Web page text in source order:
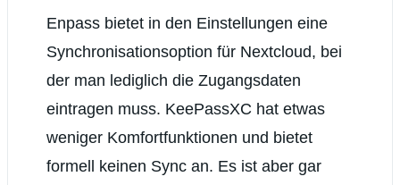
Enpass bietet in den Einstellungen eine
Synchronisationsoption für Nextcloud, bei
der man lediglich die Zugangsdaten
eintragen muss. KeePassXC hat etwas
weniger Komfortfunktionen und bietet
formell keinen Sync an. Es ist aber gar